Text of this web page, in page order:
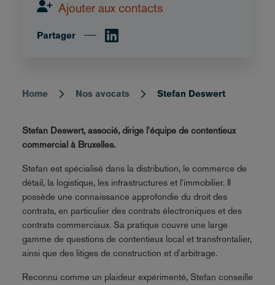
Breadcrumb
Home Nos avocats Stefan Deswert
Stefan Deswert, associé, dirige l'équipe de contentieux
commercial à Bruxelles.
Stefan est spécialisé dans la distribution, le commerce de
détail, la logistique, les infrastructures et l'immobilier. Il
possède une connaissance approfondie du droit des
contrats, en particulier des contrats électroniques et des
contrats commerciaux. Sa pratique couvre une large
gamme de questions de contentieux local et transfrontalier,
ainsi que des litiges de construction et d'arbitrage.
Reconnu comme un plaideur expérimenté, Stefan conseille
Ajouter aux contacts
Partager